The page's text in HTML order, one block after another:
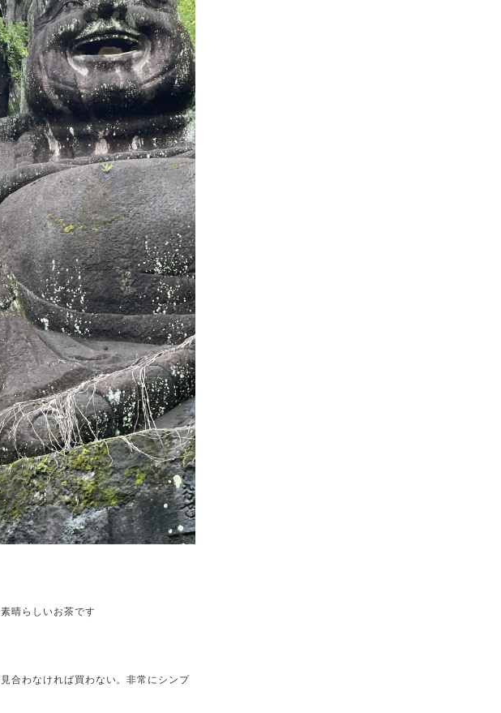
晴らしいお茶です
合わなければ買わない。非常にシンプ